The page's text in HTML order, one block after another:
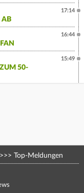
AB
17:14
16:44
50-
15:49
>>> Top-Meldungen